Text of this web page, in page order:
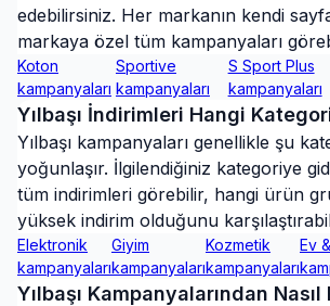
edebilirsiniz. Her markanın kendi
markaya özel tüm kampanyaları
Koton
kampanyaları
Sportive
kampanyaları
S Sport Plus
kampanyaları
Yılbaşı İndirimleri Hangi
Yılbaşı kampanyaları genellikle şu
yoğunlaşır. İlgilendiğiniz kategoriye
tüm indirimleri görebilir, hangi ürün
yüksek indirim olduğunu
Elektronik
kampanyaları
Giyim
kampanyaları
Kozmetik
kampanyaları
Ev
Yılbaşı Kampanyalarından Nasıl